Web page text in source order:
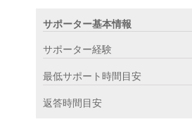
サポーター基本情報
サポーター経験
最低サポート時間目安
返答時間目安